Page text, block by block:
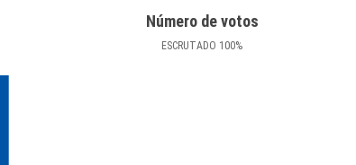
Número de votos
ESCRUTADO 100%